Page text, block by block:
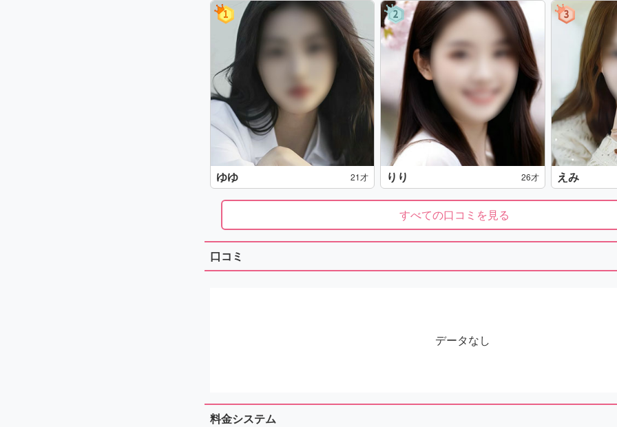
ゆゆ 21才 りり 26才 えみ
すべての口コミを見る
口コミ
データなし
料金システム